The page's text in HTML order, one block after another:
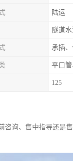
陆运
隧道
承插
平口
125
询、售中指导还是